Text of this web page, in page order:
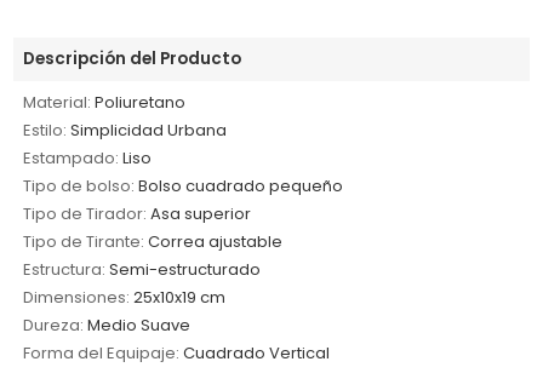
Descripción del Producto
Material: Poliuretano
Estilo: Simplicidad Urbana
Estampado: Liso
Tipo de bolso: Bolso cuadrado pequeño
Tipo de Tirador: Asa superior
Tipo de Tirante: Correa ajustable
Estructura: Semi-estructurado
Dimensiones: 25x10x19 cm
Dureza: Medio Suave
Forma del Equipaje: Cuadrado Vertical